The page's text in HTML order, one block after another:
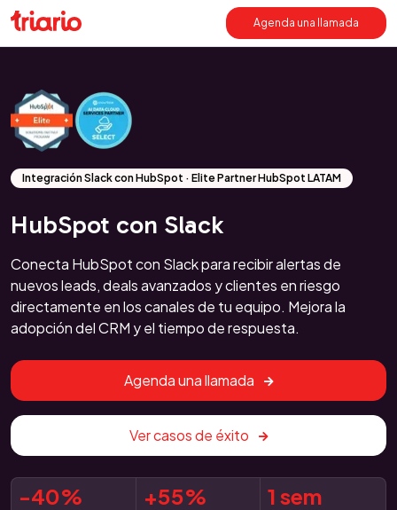
Agenda una llamada
Integración Slack con HubSpot · Elite Partner HubSpot LATAM
HubSpot con Slack
Conecta HubSpot con Slack para recibir alertas de
nuevos leads, deals avanzados y clientes en riesgo
directamente en los canales de tu equipo. Mejora la
adopción del CRM y el tiempo de respuesta.
Agenda una llamada
Ver casos de éxito
-40% +55% 1 sem